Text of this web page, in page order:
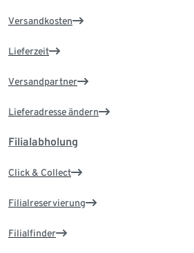
Versandkosten
Lieferzeit
Versandpartner
Lieferadresse ändern
Filialabholung
Click & Collect
Filialreservierung
Filialfinder